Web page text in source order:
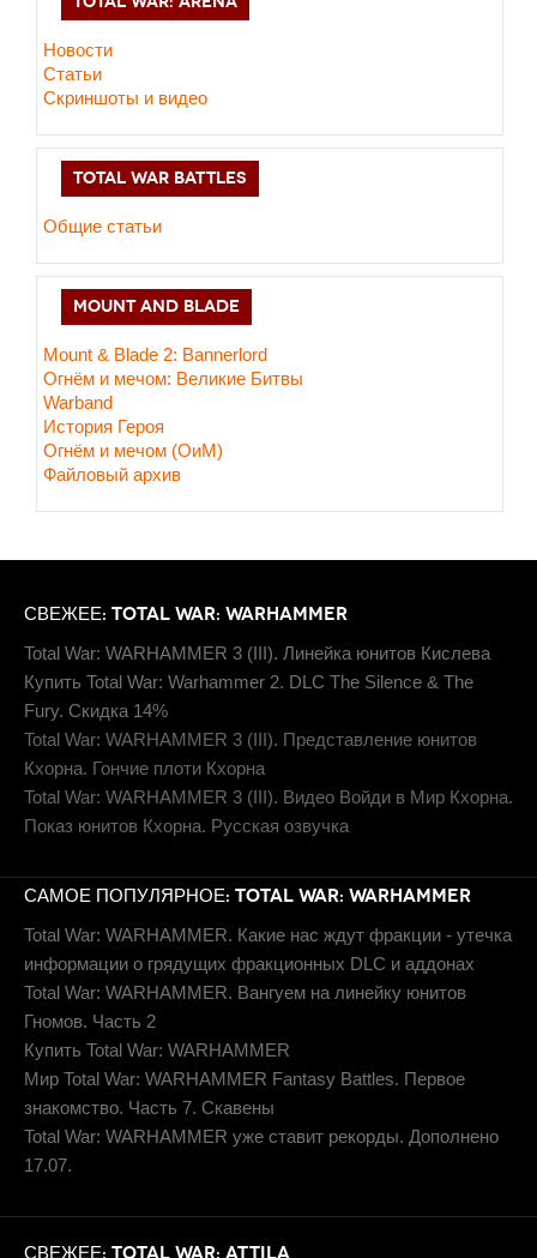
Новости
Статьи
Скриншоты и видео
TOTAL WAR BATTLES
Общие статьи
MOUNT AND BLADE
Mount & Blade 2: Bannerlord
Огнём и мечом: Великие Битвы
Warband
История Героя
Огнём и мечом (ОиМ)
Файловый архив
СВЕЖЕЕ: TOTAL WAR: WARHAMMER
Total War: WARHAMMER 3 (III). Линейка юнитов Кислева
Купить Total War: Warhammer 2. DLC The Silence & The
Fury. Скидка 14%
Total War: WARHAMMER 3 (III). Представление юнитов
Кхорна. Гончие плоти Кхорна
Total War: WARHAMMER 3 (III). Видео Войди в Мир Кхорна.
Показ юнитов Кхорна. Русская озвучка
САМОЕ ПОПУЛЯРНОЕ: TOTAL WAR: WARHAMMER
Total War: WARHAMMER. Какие нас ждут фракции - утечка
информации о грядущих фракционных DLC и аддонах
Total War: WARHAMMER. Вангуем на линейку юнитов
Гномов. Часть 2
Купить Total War: WARHAMMER
Мир Total War: WARHAMMER Fantasy Battles. Первое
знакомство. Часть 7. Скавены
Total War: WARHAMMER уже ставит рекорды. Дополнено
17.07.
СВЕЖЕЕ: TOTAL WAR: ATTILA